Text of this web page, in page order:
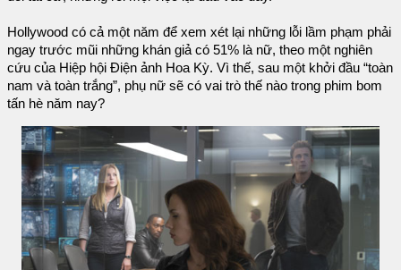
Hollywood có cả một năm để xem xét lại những lỗi lầm phạm phải
ngay trước mũi những khán giả có 51% là nữ, theo một nghiên
cứu của Hiệp hội Điện ảnh Hoa Kỳ. Vì thế, sau một khởi đầu “toàn
nam và toàn trắng”, phụ nữ sẽ có vai trò thế nào trong phim bom
tấn hè năm nay?